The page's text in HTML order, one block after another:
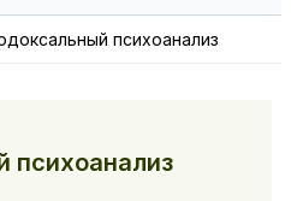
психоанализ
психоанализ